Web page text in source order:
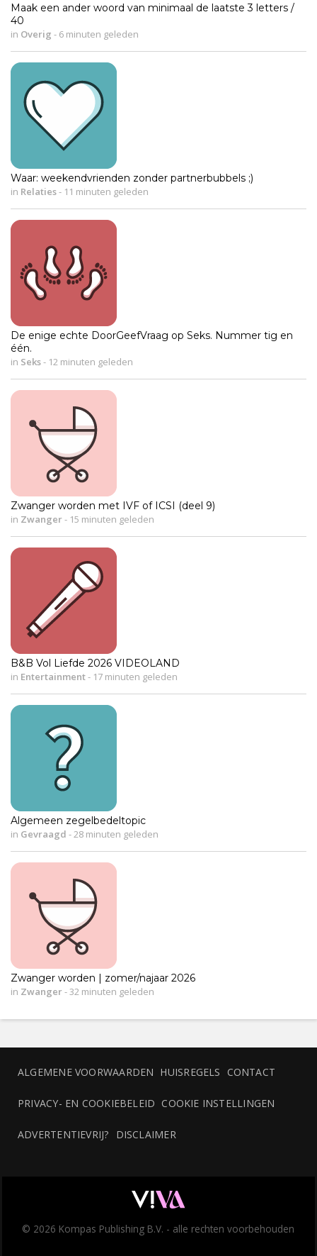
Maak een ander woord van minimaal de laatste 3 letters /
40
in Overig - 6 minuten geleden
Waar: weekendvrienden zonder partnerbubbels ;)
in Relaties- 11 minuten geleden
De enige echte DoorGeefVraag op Seks. Nummer tig en
één.
in Seks- 12 minuten geleden
Zwanger worden met IVF of ICSI (deel 9)
in Zwanger- 15 minuten geleden
B&B Vol Liefde 2026 VIDEOLAND
in Entertainment- 17 minuten geleden
Algemeen zegelbedeltopic
in Gevraagd - 28 minuten geleden
Zwanger worden | zomer/najaar 2026
in Zwanger- 32 minuten geleden
ALGEMENE VOORWAARDEN HUISREGELS CONTACT
PRIVACY- EN COOKIEBELEID COOKIE INSTELLINGEN
ADVERTENTIEVRIJ? DISCLAIMER
© 2026 Kompas Publishing B.V. - alle rechten voorbehouden